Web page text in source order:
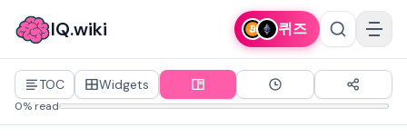
IQ.wiki 퀴즈
TOC Widgets
0% read